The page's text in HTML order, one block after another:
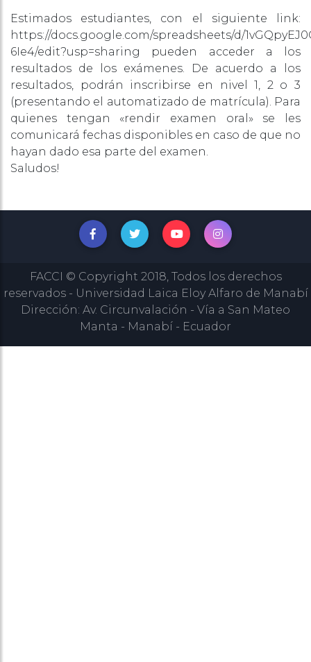
Estimados estudiantes, con el siguiente link:
https://docs.google.com/spreadsheets/d/
6Ie4/edit?usp=sharing pueden acceder a los
resultados de los exámenes. De acuerdo a los
resultados, podrán inscribirse en nivel 1, 2 o 3
(presentando el automatizado de matrícula). Para
quienes tengan «rendir examen oral» se les
comunicará fechas disponibles en caso de que no
hayan dado esa parte del examen.
Saludos!
FACCI © Copyright 2018, Todos los derechos
reservados - Universidad Laica Eloy Alfaro de Manabí
Dirección: Av. Circunvalación - Vía a San Mateo
Manta - Manabí - Ecuador